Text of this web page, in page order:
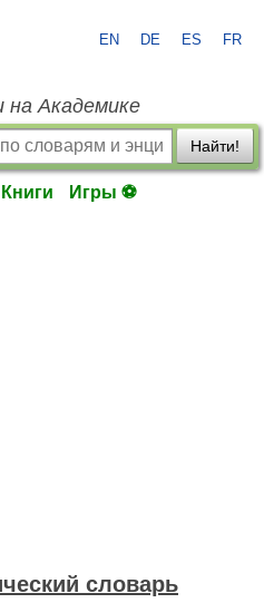
EN DE ES FR
на Академике
Найти!
Книги Игры ⚽
словарь